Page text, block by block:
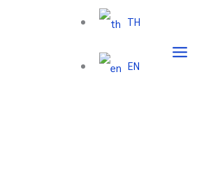
TH
EN